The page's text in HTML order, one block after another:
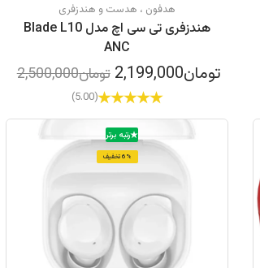
هدفون ، هدست و هندزفری
هندزفری تی سی اچ مدل Blade L10
ANC
تومان2,199,000 تومان2,500,000
(5.00)
رتبه برتر
6% تخفیف